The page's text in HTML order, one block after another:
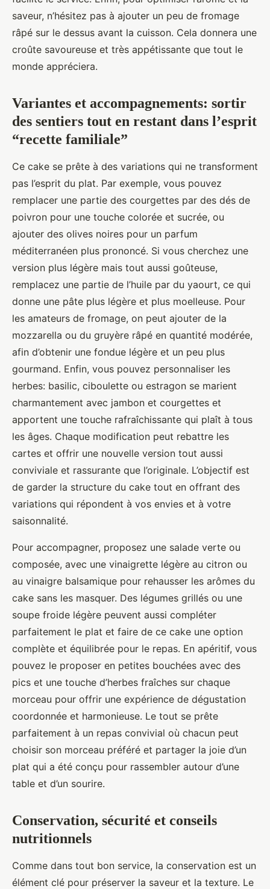
saveur, n’hésitez pas à ajouter un peu de fromage
râpé sur le dessus avant la cuisson. Cela donnera une
croûte savoureuse et très appétissante que tout le
monde appréciera.
Variantes et accompagnements: sortir
des sentiers tout en restant dans l’esprit
“recette familiale”
Ce cake se prête à des variations qui ne transforment
pas l’esprit du plat. Par exemple, vous pouvez
remplacer une partie des courgettes par des dés de
poivron pour une touche colorée et sucrée, ou
ajouter des olives noires pour un parfum
méditerranéen plus prononcé. Si vous cherchez une
version plus légère mais tout aussi goûteuse,
remplacez une partie de l’huile par du yaourt, ce qui
donne une pâte plus légère et plus moelleuse. Pour
les amateurs de fromage, on peut ajouter de la
mozzarella ou du gruyère râpé en quantité modérée,
afin d’obtenir une fondue légère et un peu plus
gourmand. Enfin, vous pouvez personnaliser les
herbes: basilic, ciboulette ou estragon se marient
charmantement avec jambon et courgettes et
apportent une touche rafraîchissante qui plaît à tous
les âges. Chaque modification peut rebattre les
cartes et offrir une nouvelle version tout aussi
conviviale et rassurante que l’originale. L’objectif est
de garder la structure du cake tout en offrant des
variations qui répondent à vos envies et à votre
saisonnalité.
Pour accompagner, proposez une salade verte ou
composée, avec une vinaigrette légère au citron ou
au vinaigre balsamique pour rehausser les arômes du
cake sans les masquer. Des légumes grillés ou une
soupe froide légère peuvent aussi compléter
parfaitement le plat et faire de ce cake une option
complète et équilibrée pour le repas. En apéritif, vous
pouvez le proposer en petites bouchées avec des
pics et une touche d’herbes fraîches sur chaque
morceau pour offrir une expérience de dégustation
coordonnée et harmonieuse. Le tout se prête
parfaitement à un repas convivial où chacun peut
choisir son morceau préféré et partager la joie d’un
plat qui a été conçu pour rassembler autour d’une
table et d’un sourire.
Conservation, sécurité et conseils
nutritionnels
Comme dans tout bon service, la conservation est un
élément clé pour préserver la saveur et la texture. Le